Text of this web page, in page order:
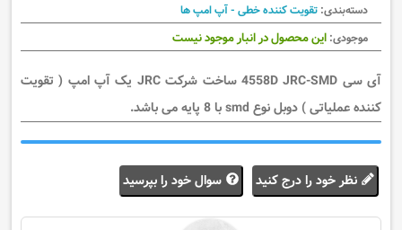
دسته‌بندی: تقویت کننده خطی - آپ امپ ها
موجودی: این محصول در انبار موجود نیست
آی سی 4558D JRC-SMD ساخت شرکت JRC یک آپ امپ ( تقویت
کننده عملیاتی ) دوبل نوع smd با 8 پایه می باشد.
نظر خود را درج کنید سوال خود را بپرسید